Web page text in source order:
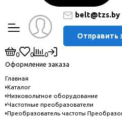
belt@tzs.by
Отправить
0 0
0
Оформление заказа
Главная
Каталог
Низковольтное оборудование
Частотные преобразователи
Преобразователь частоты